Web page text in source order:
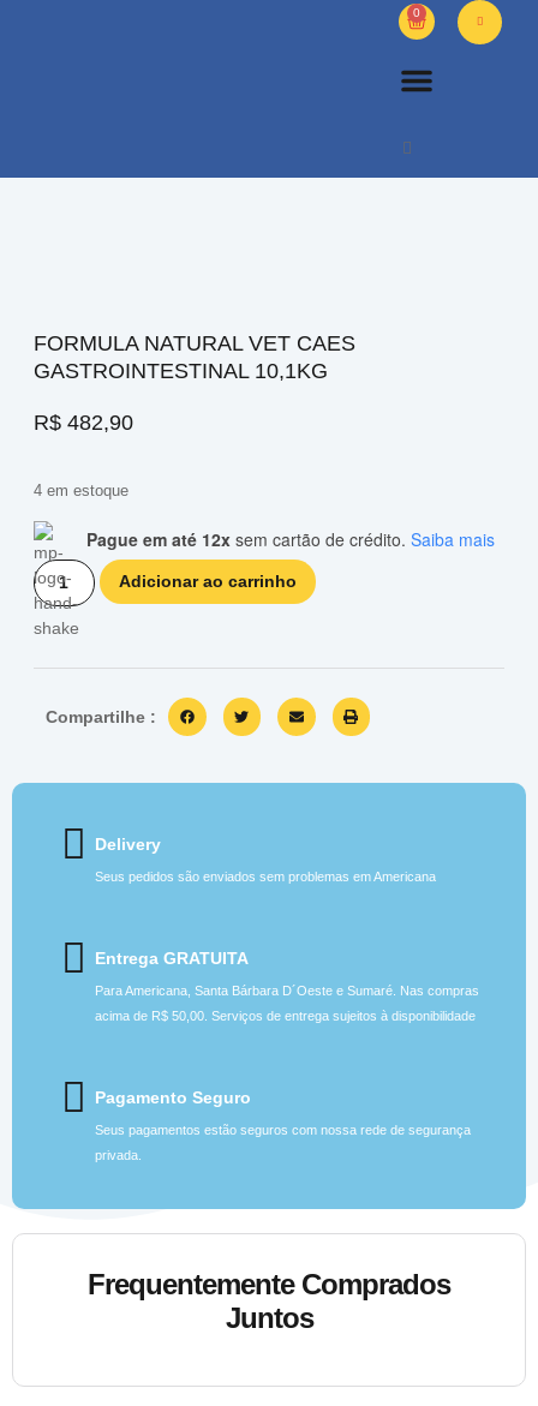
0
FORMULA NATURAL VET CAES
GASTROINTESTINAL 10,1KG
R$ 482,90
4 em estoque
Pague em até 12x sem cartão de crédito. Saiba mais
Adicionar ao carrinho
Compartilhe :
Delivery
Seus pedidos são enviados sem problemas em Americana
Entrega GRATUITA
Para Americana, Santa Bárbara D´Oeste e Sumaré. Nas compras
acima de R$ 50,00. Serviços de entrega sujeitos à disponibilidade
Pagamento Seguro
Seus pagamentos estão seguros com nossa rede de segurança
privada.
Frequentemente Comprados
Juntos